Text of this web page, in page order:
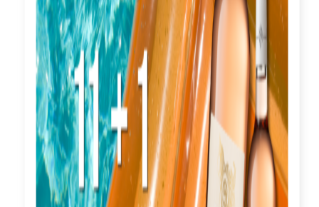
Ajouter au panier Ajouter au panier
Gewurz'Sec
2025
Pinot Gris
Grand Cru Frankstein
2023